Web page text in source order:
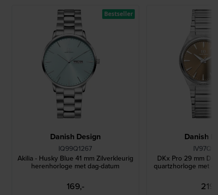
Danish Design
IQ99Q1267
Akilia - Husky Blue 41 mm Zilverkleurig
herenhorloge met dag-datum
169,-
Bestseller
Danish
DKx Pro 29 mm
quartzhorloge met